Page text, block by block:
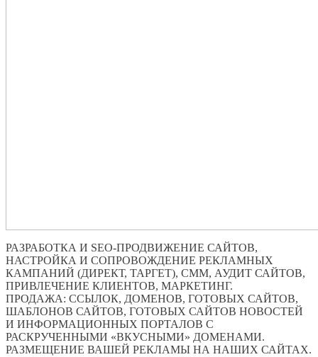
РАЗРАБОТКА И SEO-ПРОДВИЖЕНИЕ САЙТОВ,
НАСТРОЙКА И СОПРОВОЖДЕНИЕ РЕКЛАМНЫХ
КАМПАНИЙ (ДИРЕКТ, ТАРГЕТ), СММ, АУДИТ САЙТОВ,
ПРИВЛЕЧЕНИЕ КЛИЕНТОВ, МАРКЕТИНГ.
ПРОДАЖА: ССЫЛОК, ДОМЕНОВ, ГОТОВЫХ САЙТОВ,
ШАБЛОНОВ САЙТОВ, ГОТОВЫХ САЙТОВ НОВОСТЕЙ
И ИНФОРМАЦИОННЫХ ПОРТАЛОВ С
РАСКРУЧЕННЫМИ «ВКУСНЫМИ» ДОМЕНАМИ.
РАЗМЕЩЕНИЕ ВАШЕЙ РЕКЛАМЫ НА НАШИХ САЙТАХ.